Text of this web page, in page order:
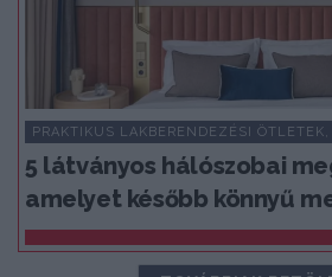
PRAKTIKUS LAKBERENDEZÉSI
5 látványos hálószobai
amelyet később könnyű